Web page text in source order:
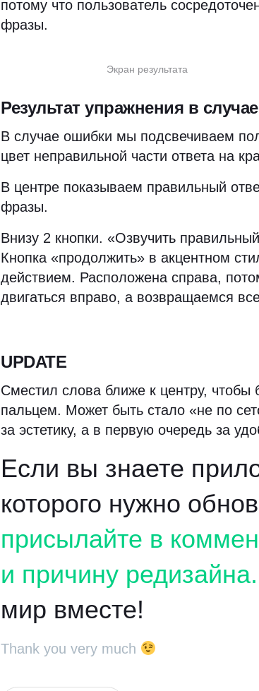
потому что пользователь
фразы.
Экран результата
Результат упражнения в
В случае ошибки мы подсвечиваем
цвет неправильной части ответа на
В центре показываем правильный
фразы.
Внизу 2 кнопки. «Озвучить
Кнопка «продолжить» в акцентном
действием. Расположена справа,
двигаться вправо, а возвращаемся
UPDATE
Сместил слова ближе к центру, чтобы
пальцем. Может быть стало «не по
за эстетику, а в первую очередь за
Если вы знаете
которого нужно
присылайте в
и причину редизайна.
мир вместе!
Thank you very much